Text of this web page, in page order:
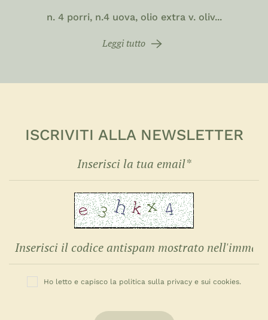
n. 4 porri, n.4 uova, olio extra v. oliv...
Leggi tutto
ISCRIVITI ALLA NEWSLETTER
Ho letto e capisco la politica sulla privacy e sui cookies.